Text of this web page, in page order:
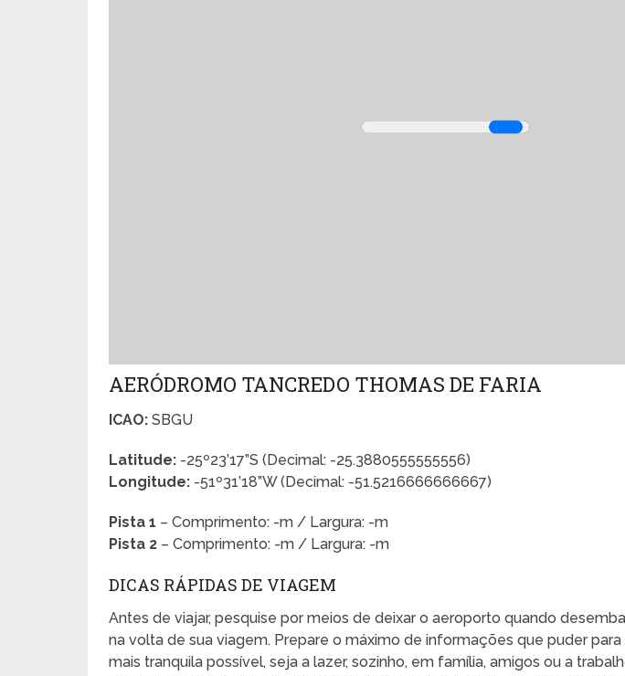
AERÓDROMO TANCREDO THOMAS DE FARIA
ICAO: SBGU
Latitude: -25º23’17”S (Decimal: -25.3880555555556)
Longitude: -51º31’18”W (Decimal: -51.5216666666667)
Pista 1 – Comprimento: -m / Largura: -m
Pista 2 – Comprimento: -m / Largura: -m
DICAS RÁPIDAS DE VIAGEM
Antes de viajar, pesquise por meios de deixar o aeroporto quando
na volta de sua viagem. Prepare o máximo de informações que puder para
mais tranquila possível, seja a lazer, sozinho, em família, amigos ou a